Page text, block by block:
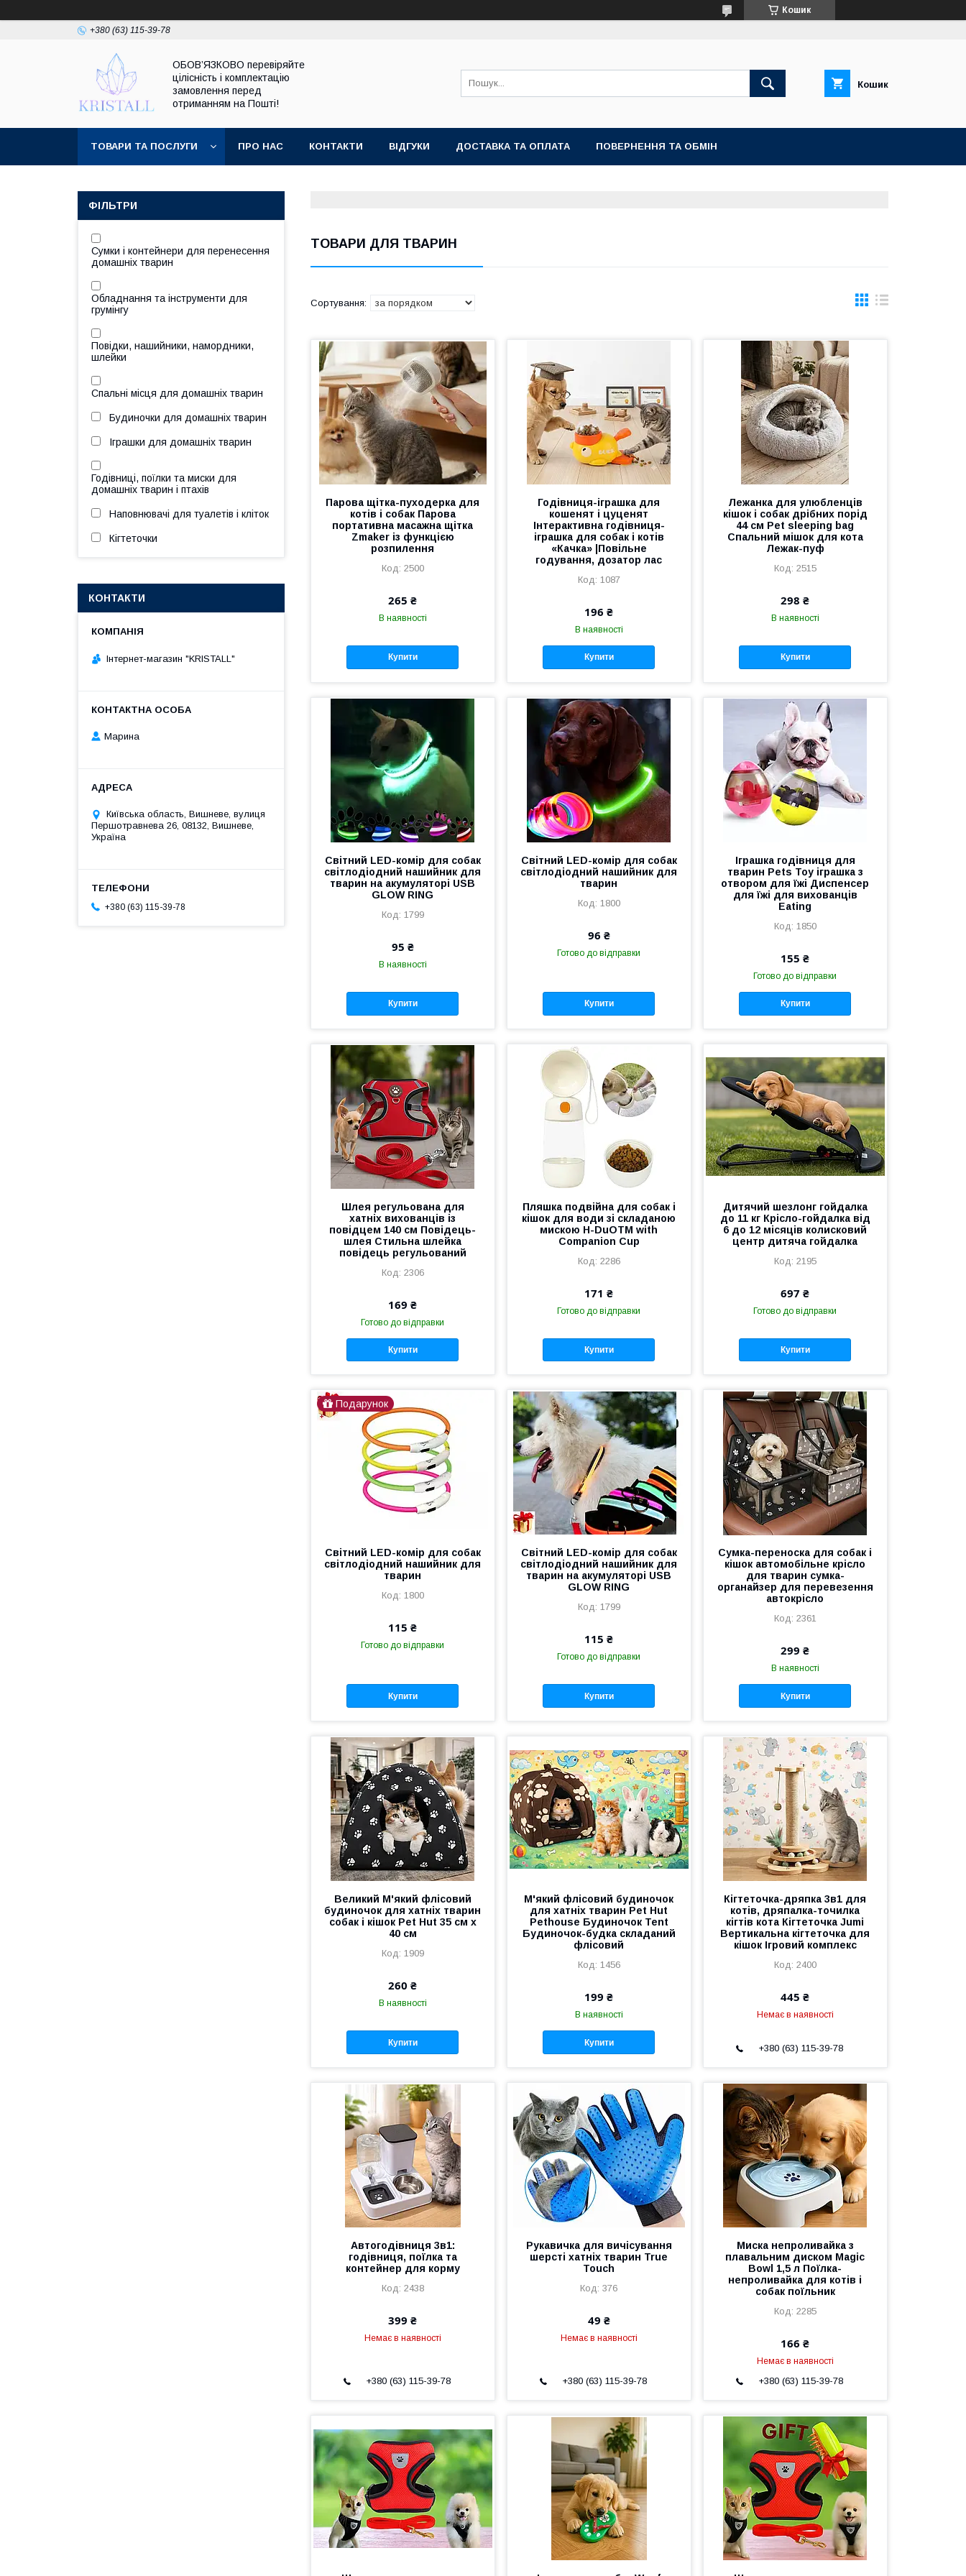
Кошик
+380 (63) 115-39-78
ОБОВ’ЯЗКОВО перевіряйте
цілісність і комплектацію
замовлення перед
отриманням на Пошті!
Кошик
ТОВАРИ ТА ПОСЛУГИ ПРО НАС КОНТАКТИ ВІДГУКИ ДОСТАВКА ТА ОПЛАТА ПОВЕРНЕННЯ ТА ОБМІН
ТОВАРИ ДЛЯ ТВАРИН
Парова щітка-пуходерка для
котів і собак Парова
портативна масажна щітка
Zmaker із функцією
розпилення
2500
265 ₴
В наявності
Купити
Годівниця-іграшка для
кошенят і цуценят
Інтерактивна годівниця-
іграшка для собак і котів
«Качка» |Повільне
годування, дозатор лас
1087
196 ₴
В наявності
Купити
Лежанка для улюбленців
кішок і собак дрібних порід
44 см Pet sleeping bag
Спальний мішок для кота
Лежак-пуф
2515
298 ₴
В наявності
Купити
Світний LED-комір для собак
світлодіодний нашийник для
тварин на акумуляторі USB
GLOW RING
1799
95 ₴
В наявності
Купити
Світний LED-комір для собак
світлодіодний нашийник для
тварин
1800
96 ₴
Готово до відправки
Купити
Іграшка годівниця для
тварин Pets Toy іграшка з
отвором для їжі Диспенсер
для їжі для вихованців
Eating
1850
155 ₴
Готово до відправки
Купити
Шлея регульована для
хатніх вихованців із
повідцем 140 см Повідець-
шлея Стильна шлейка
повідець регульований
2306
169 ₴
Готово до відправки
Купити
Пляшка подвійна для собак і
кішок для води зі складаною
мискою H-DuOTM with
Companion Cup
2286
171 ₴
Готово до відправки
Купити
Дитячий шезлонг гойдалка
до 11 кг Крісло-гойдалка від
6 до 12 місяців колисковий
центр дитяча гойдалка
2195
697 ₴
Готово до відправки
Купити
Подарунок
Світний LED-комір для собак
світлодіодний нашийник для
тварин
1800
115 ₴
Готово до відправки
Купити
Світний LED-комір для собак
світлодіодний нашийник для
тварин на акумуляторі USB
GLOW RING
1799
115 ₴
Готово до відправки
Купити
Сумка-переноска для собак і
кішок автомобільне крісло
для тварин сумка-
органайзер для перевезення
автокрісло
2361
299 ₴
В наявності
Купити
Великий М'який флісовий
будиночок для хатніх тварин
собак і кішок Pet Hut 35 см х
40 см
1909
260 ₴
В наявності
Купити
М'який флісовий будиночок
для хатніх тварин Pet Hut
Pethouse Будиночок Tent
Будиночок-будка складаний
флісовий
1456
199 ₴
В наявності
Купити
Кігтеточка-дряпка 3в1 для
котів, дряпалка-точилка
кігтів кота Кігтеточка Jumi
Вертикальна кігтеточка для
кішок Ігровий комплекс
2400
445 ₴
Немає в наявності
+380 (63) 115-39-78
Автогодівниця 3в1:
годівниця, поїлка та
контейнер для корму
2438
399 ₴
Немає в наявності
+380 (63) 115-39-78
Рукавичка для вичісування
шерсті хатніх тварин True
Touch
376
49 ₴
Немає в наявності
+380 (63) 115-39-78
Миска непроливайка з
плавальним диском Magic
Bowl 1,5 л Поїлка-
непроливайка для котів і
собак поїльник
2285
166 ₴
Немає в наявності
+380 (63) 115-39-78
ФІЛЬТРИ
Сумки і контейнери для перенесення
домашніх тварин
Обладнання та інструменти для
грумінгу
Повідки, нашийники, намордники,
шлейки
Спальні місця для домашніх тварин
Будиночки для домашніх тварин
Іграшки для домашніх тварин
Годівниці, поїлки та миски для
домашніх тварин і птахів
Наповнювачі для туалетів і кліток
Кігтеточки
КОНТАКТИ
Інтернет-магазин "KRISTALL"
Марина
Київська область, Вишневе, вулиця
Першотравнева 26, 08132, Вишневе,
Україна
+380 (63) 115-39-78